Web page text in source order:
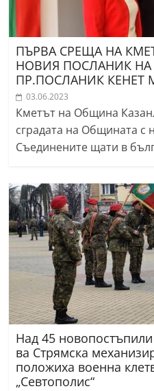
ПЪРВА СРЕЩА НА
НОВИЯ ПОСЛАНИК НА
ПР.ПОСЛАНИК КЕНЕТ
03.06.2023
Кметът на Община
сградата на Общината с
Съединените щати в
Над 45
ва Стрямска
положиха военна
„Севтополис“